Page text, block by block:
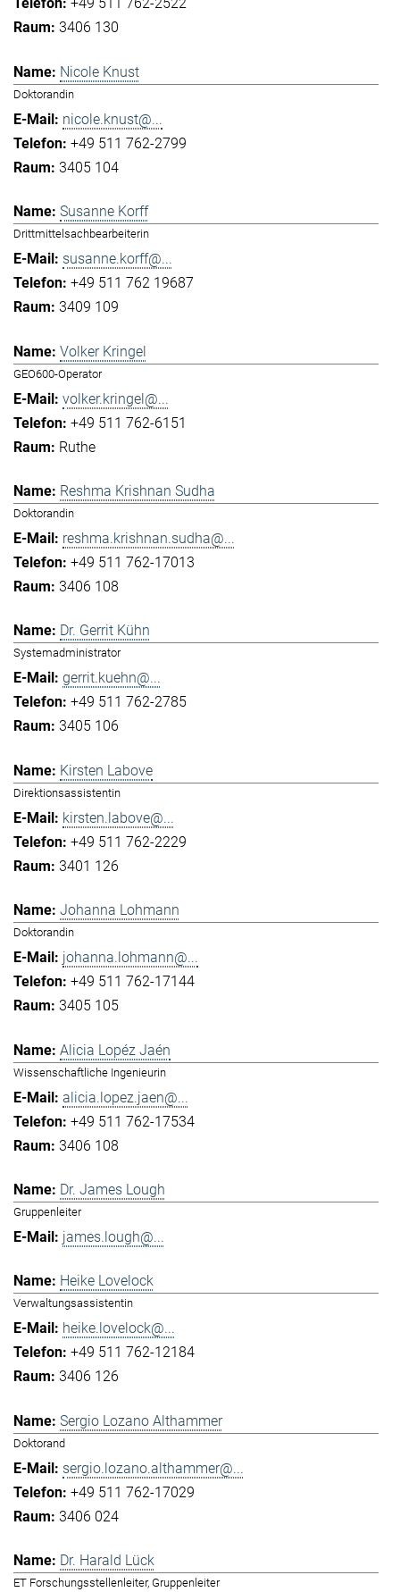
+49 511 762-2522
3406 130
Nicole Knust
Doktorandin
nicole.knust@...
+49 511 762-2799
3405 104
Susanne Korff
Drittmittelsachbearbeiterin
susanne.korff@...
+49 511 762 19687
3409 109
Volker Kringel
GEO600-Operator
volker.kringel@...
+49 511 762-6151
Ruthe
Reshma Krishnan Sudha
Doktorandin
reshma.krishnan.sudha@...
+49 511 762-17013
3406 108
Dr. Gerrit Kühn
Systemadministrator
gerrit.kuehn@...
+49 511 762-2785
3405 106
Kirsten Labove
Direktionsassistentin
kirsten.labove@...
+49 511 762-2229
3401 126
Johanna Lohmann
Doktorandin
johanna.lohmann@...
+49 511 762-17144
3405 105
Alicia Lopéz Jaén
Wissenschaftliche Ingenieurin
alicia.lopez.jaen@...
+49 511 762-17534
3406 108
Dr. James Lough
Gruppenleiter
james.lough@...
Heike Lovelock
Verwaltungsassistentin
heike.lovelock@...
+49 511 762-12184
3406 126
Sergio Lozano Althammer
Doktorand
sergio.lozano.althammer@...
+49 511 762-17029
3406 024
Dr. Harald Lück
ET Forschungsstellenleiter, Gruppenleiter